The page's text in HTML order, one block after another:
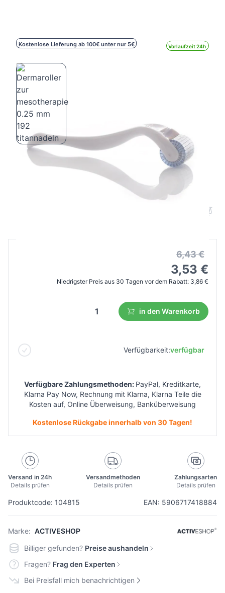
Kostenlose Lieferung ab 100€ unter nur 5€ Vorlaufzeit 24h
Dermaroller zur mesotherapie 0.25 mm
Produktcode: 104815 EAN: 5906717418884
Marke: ACTIVESHOP
6,43 €
3,53 €
Niedrigster Preis aus 30 Tagen vor dem Rabatt: 3,86 €
in den Warenkorb
Verfügbarkeit:verfügbar
Verfügbare Zahlungsmethoden: PayPal, Kreditkarte,
Klarna Pay Now, Rechnung mit Klarna, Klarna Teile die
Kosten auf, Online Überweisung, Banküberweisung
Kostenlose Rückgabe innerhalb von 30 Tagen!
Versand in 24h
Details prüfen
Versandmethoden
Details prüfen
Zahlungsarten
Details prüfen
Billiger gefunden? Preise aushandeln
Fragen? Frag den Experten
Bei Preisfall mich benachrichtigen